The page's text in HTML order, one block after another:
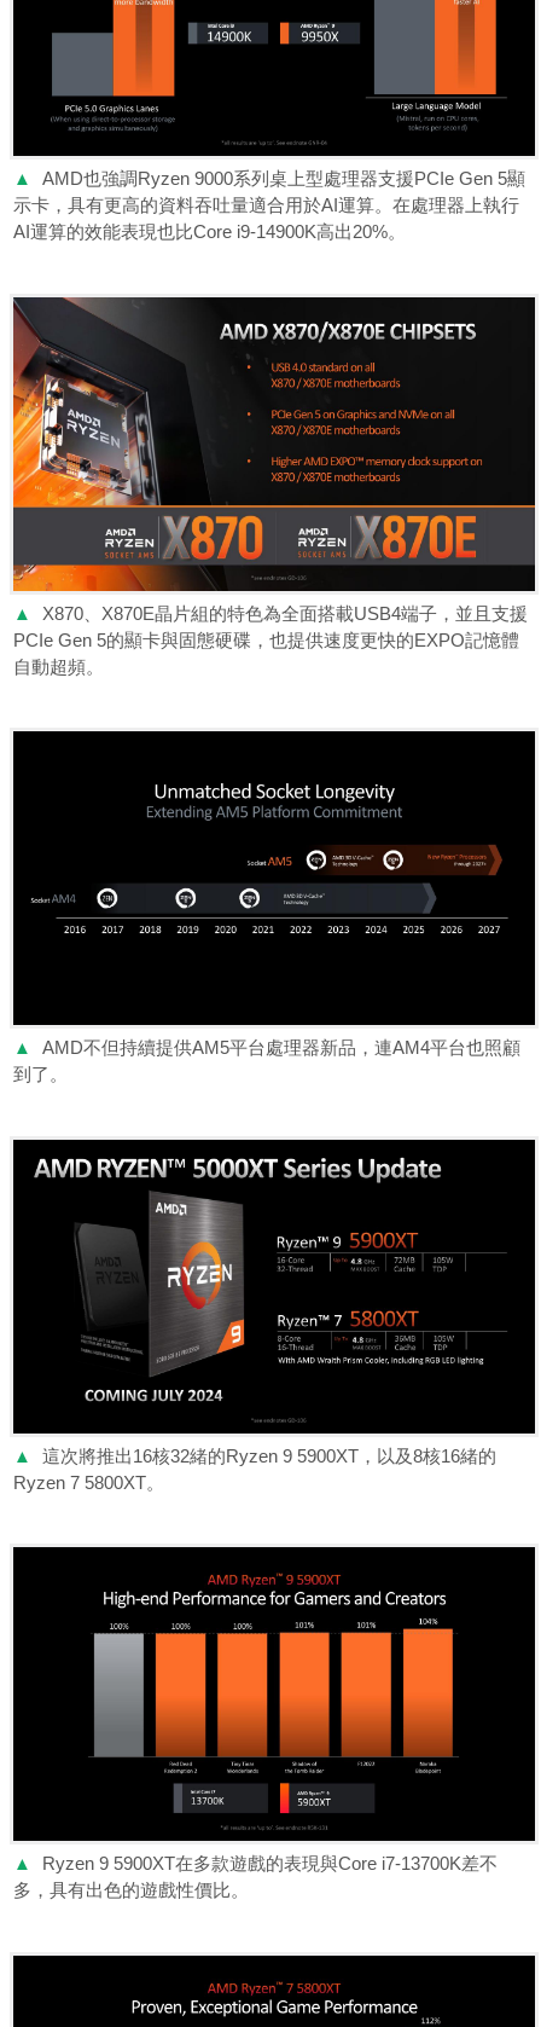
▲
AMD也強調Ryzen 9000系列桌上型處理器支援PCIe Gen 5顯
示卡，具有更高的資料吞吐量適合用於AI運算。在處理器上執行
AI運算的效能表現也比Core i9-14900K高出20%。
▲
X870、X870E晶片組的特色為全面搭載USB4端子，並且支援
PCIe Gen 5的顯卡與固態硬碟，也提供速度更快的EXPO記憶體
自動超頻。
▲
AMD不但持續提供AM5平台處理器新品，連AM4平台也照顧
到了。
▲
這次將推出16核32緒的Ryzen 9 5900XT，以及8核16緒的
Ryzen 7 5800XT。
▲
Ryzen 9 5900XT在多款遊戲的表現與Core i7-13700K差不
多，具有出色的遊戲性價比。